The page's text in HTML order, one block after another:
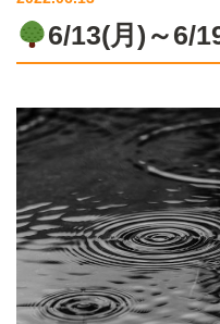
6/13(月)～6/